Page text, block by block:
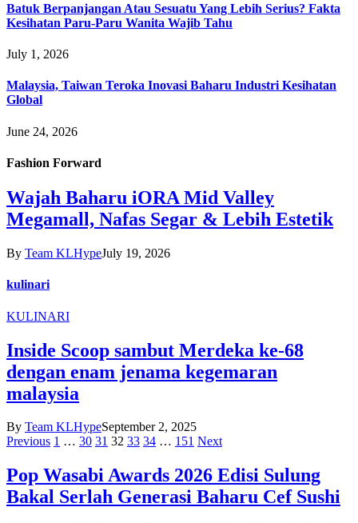
Batuk Berpanjangan Atau Sesuatu Yang Lebih Serius? Fakta
Kesihatan Paru-Paru Wanita Wajib Tahu
July 1, 2026
Malaysia, Taiwan Teroka Inovasi Baharu Industri Kesihatan
Global
June 24, 2026
Fashion Forward
Wajah Baharu iORA Mid Valley
Megamall, Nafas Segar & Lebih Estetik
By Team KLHypeJuly 19, 2026
kulinari
KULINARI
Inside Scoop sambut Merdeka ke-68
dengan enam jenama kegemaran
malaysia
By Team KLHypeSeptember 2, 2025
Previous 1 … 30 31 32 33 34 … 151 Next
Pop Wasabi Awards 2026 Edisi Sulung
Bakal Serlah Generasi Baharu Cef Sushi